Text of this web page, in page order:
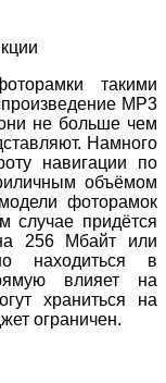
такими
MP3
не больше чем
Намного
навигации по
объёмом
фоторамок
случае придётся
256 Мбайт или
находиться в
влияет на
храниться на
ограничен.